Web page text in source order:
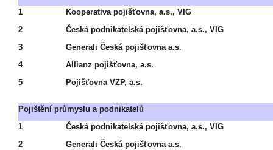
1
Kooperativa pojišťovna, a.s., VIG
2
Česká podnikatelská pojišťovna, a.s., VIG
3
Generali Česká pojišťovna a.s.
4
Allianz pojišťovna, a.s.
5
Pojišťovna VZP, a.s.
Pojištění průmyslu a podnikatelů
1
Česká podnikatelská pojišťovna, a.s., VIG
2
Generali Česká pojišťovna a.s.